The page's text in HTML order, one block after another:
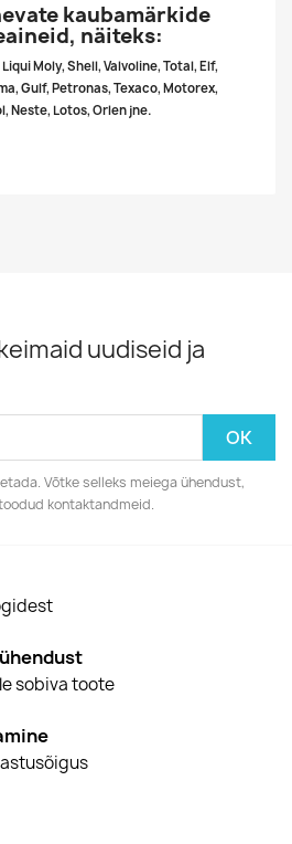
kaubamärkide
näiteks:
Moly, Shell, Valvoline, Total, Elf,
Gulf, Petronas, Texaco, Motorex,
Neste, Lotos, Orlen jne.
uudiseid ja
Võtke selleks meiega ühendust,
kontaktandmeid.
sobiva toote